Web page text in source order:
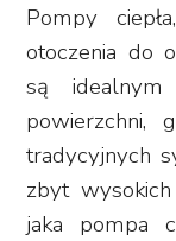
Pompy
otoczenia do
są idealnym
powierzchni,
tradycyjnych
zbyt
jaka pompa